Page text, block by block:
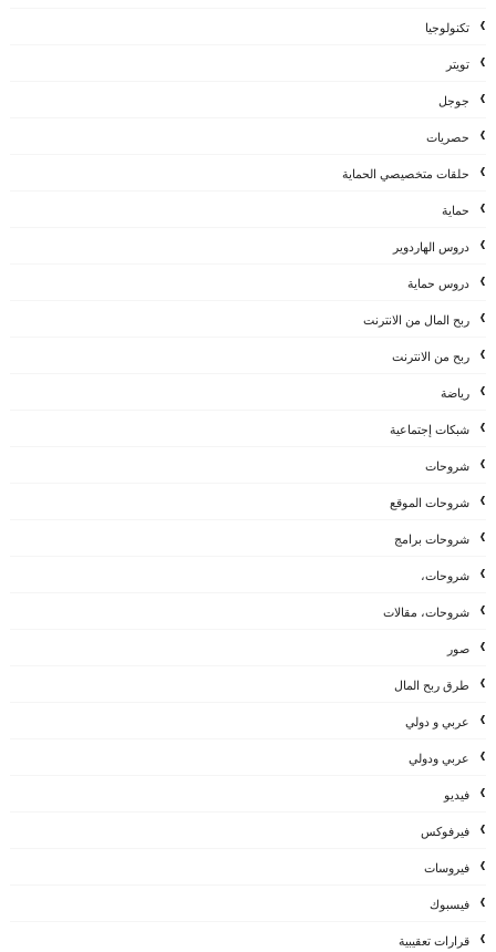
تكنولوجيا
تويتر
جوجل
حصريات
حلقات متخصيصي الحماية
حماية
دروس الهاردوير
دروس حماية
ربح المال من الانترنت
ربح من الانترنت
رياضة
شبكات إجتماعية
شروحات
شروحات الموقع
شروحات برامج
شروحات،
شروحات، مقالات
صور
طرق ربح المال
عربي و دولي
عربي ودولي
فيديو
فيرفوكس
فيروسات
فيسبوك
قرارات تعقيبية